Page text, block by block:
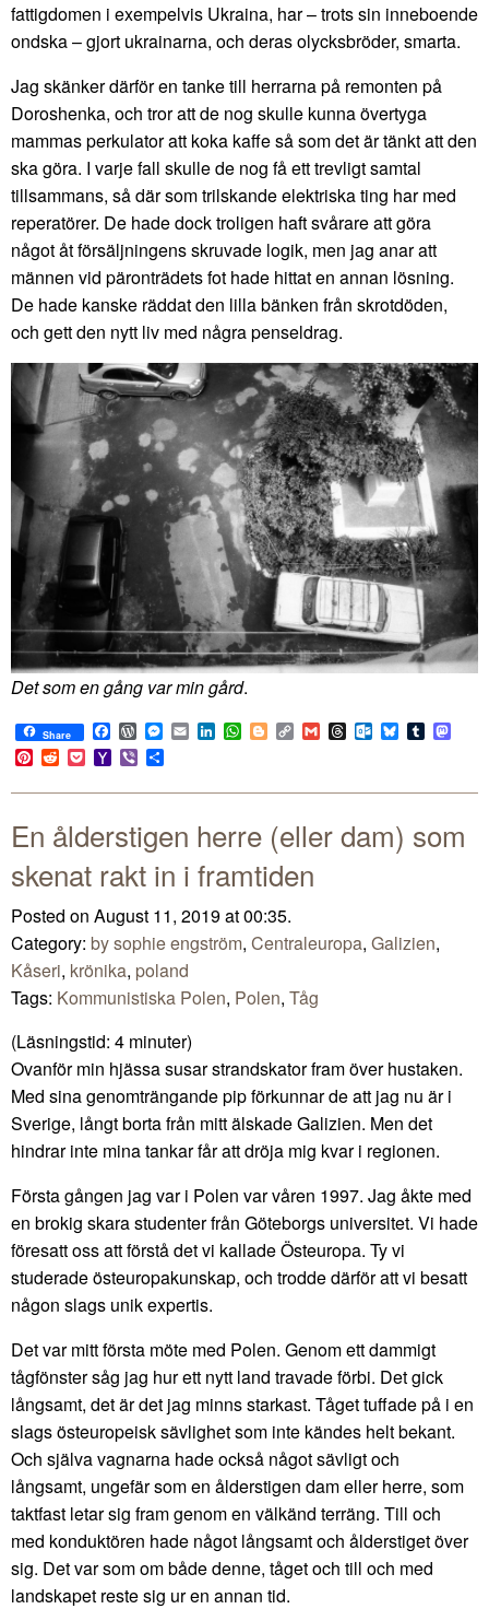
fattigdomen i exempelvis Ukraina, har – trots sin inneboende
ondska – gjort ukrainarna, och deras olycksbröder, smarta.
Jag skänker därför en tanke till herrarna på remonten på
Doroshenka, och tror att de nog skulle kunna övertyga
mammas perkulator att koka kaffe så som det är tänkt att den
ska göra. I varje fall skulle de nog få ett trevligt samtal
tillsammans, så där som trilskande elektriska ting har med
reperatörer. De hade dock troligen haft svårare att göra
något åt försäljningens skruvade logik, men jag anar att
männen vid päronträdets fot hade hittat en annan lösning.
De hade kanske räddat den lilla bänken från skrotdöden,
och gett den nytt liv med några penseldrag.
Det som en gång var min gård.
Share Facebook
WordPress
Messenger
EmailLinkedIn
WhatsApp
BloggerCopy
Link
GmailThreadsOutlook.com
BlueskyTumblr
Pinterest
RedditPocketYahoo
Mail
Viber
En ålderstigen herre (eller dam) som
skenat rakt in i framtiden
Posted on August 11, 2019 at 00:35.
Category: by sophie engström, Centraleuropa, Galizien,
Kåseri, krönika, poland
Tags: Kommunistiska Polen, Polen, Tåg
(Läsningstid: 4 minuter)
Ovanför min hjässa susar strandskator fram över hustaken.
Med sina genomträngande pip förkunnar de att jag nu är i
Sverige, långt borta från mitt älskade Galizien. Men det
hindrar inte mina tankar får att dröja mig kvar i regionen.
Första gången jag var i Polen var våren 1997. Jag åkte med
en brokig skara studenter från Göteborgs universitet. Vi hade
föresatt oss att förstå det vi kallade Östeuropa. Ty vi
studerade östeuropakunskap, och trodde därför att vi besatt
någon slags unik expertis.
Det var mitt första möte med Polen. Genom ett dammigt
tågfönster såg jag hur ett nytt land travade förbi. Det gick
långsamt, det är det jag minns starkast. Tåget tuffade på i en
slags östeuropeisk sävlighet som inte kändes helt bekant.
Och själva vagnarna hade också något sävligt och
långsamt, ungefär som en ålderstigen dam eller herre, som
taktfast letar sig fram genom en välkänd terräng. Till och
med konduktören hade något långsamt och ålderstiget över
sig. Det var som om både denne, tåget och till och med
landskapet reste sig ur en annan tid.